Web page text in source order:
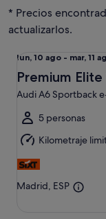
* Precios
actualizarlos.
Del
lun,
10
ago
al
mar,
11
ago
lun, 10 ago - mar, 11
Premium
Audi A6 Sportback
5 personas
Kilometraje
Madrid, ESP